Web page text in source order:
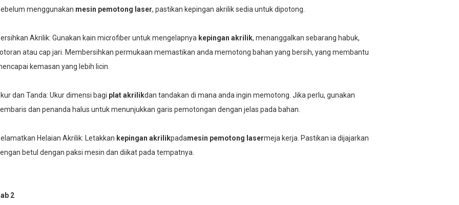
menggunakan mesin pemotong laser, pastikan kepingan akrilik sedia untuk dipotong.
Akrilik: Gunakan kain microfiber untuk mengelapnya kepingan akrilik, menanggalkan sebarang habuk,
atau cap jari. Membersihkan permukaan memastikan anda memotong bahan yang bersih, yang membantu
kemasan yang lebih licin.
dan Tanda: Ukur dimensi bagi plat akrilikdan tandakan di mana anda ingin memotong. Jika perlu, gunakan
dan penanda halus untuk menunjukkan garis pemotongan dengan jelas pada bahan.
Helaian Akrilik: Letakkan kepingan akrilikpadamesin pemotong lasermeja kerja. Pastikan ia dijajarkan
betul dengan paksi mesin dan diikat pada tempatnya.
2